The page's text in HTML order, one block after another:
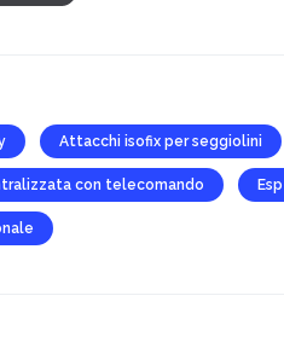
Attacchi isofix per seggiolini
con telecomando Esp